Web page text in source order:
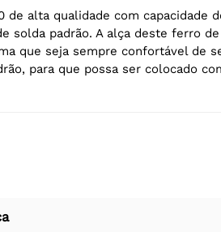
de alta qualidade com capacidade
solda padrão. A alça deste ferro
que seja sempre confortável de
para que possa ser colocado